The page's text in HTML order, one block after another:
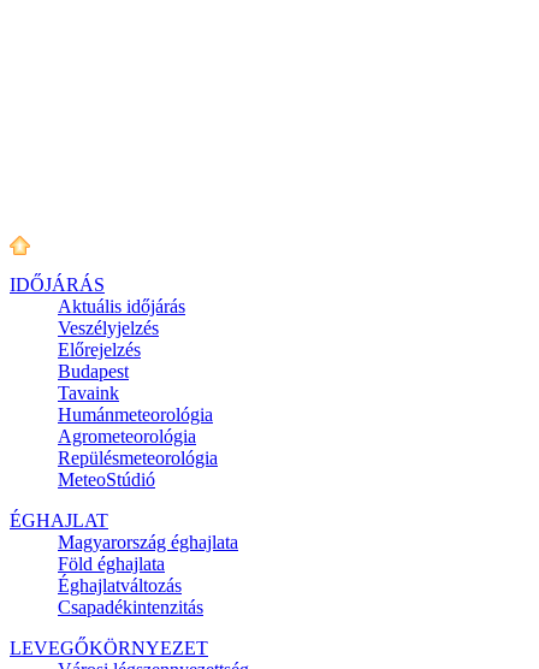
IDŐJÁRÁS
Aktuális időjárás
Veszélyjelzés
Előrejelzés
Budapest
Tavaink
Humánmeteorológia
Agrometeorológia
Repülésmeteorológia
MeteoStúdió
ÉGHAJLAT
Magyarország éghajlata
Föld éghajlata
Éghajlatváltozás
Csapadékintenzitás
LEVEGŐKÖRNYEZET